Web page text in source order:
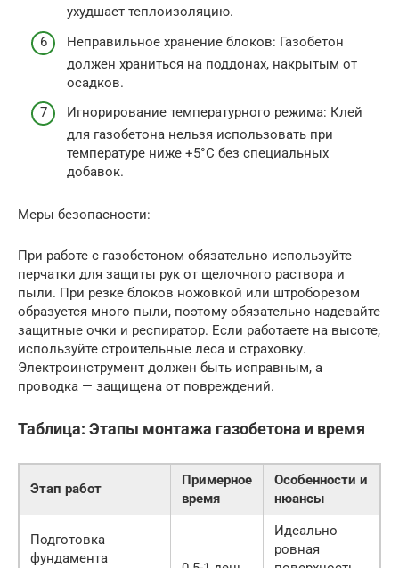
ухудшает теплоизоляцию.
Неправильное хранение блоков: Газобетон
должен храниться на поддонах, накрытым от
осадков.
Игнорирование температурного режима: Клей
для газобетона нельзя использовать при
температуре ниже +5°C без специальных
добавок.
Меры безопасности:
При работе с газобетоном обязательно используйте
перчатки для защиты рук от щелочного раствора и
пыли. При резке блоков ножовкой или штроборезом
образуется много пыли, поэтому обязательно надевайте
защитные очки и респиратор. Если работаете на высоте,
используйте строительные леса и страховку.
Электроинструмент должен быть исправным, а
проводка — защищена от повреждений.
Таблица: Этапы монтажа газобетона и время
Этап работ
Примерное
время
Особенности и
нюансы
Подготовка
фундамента
Идеально
ровная